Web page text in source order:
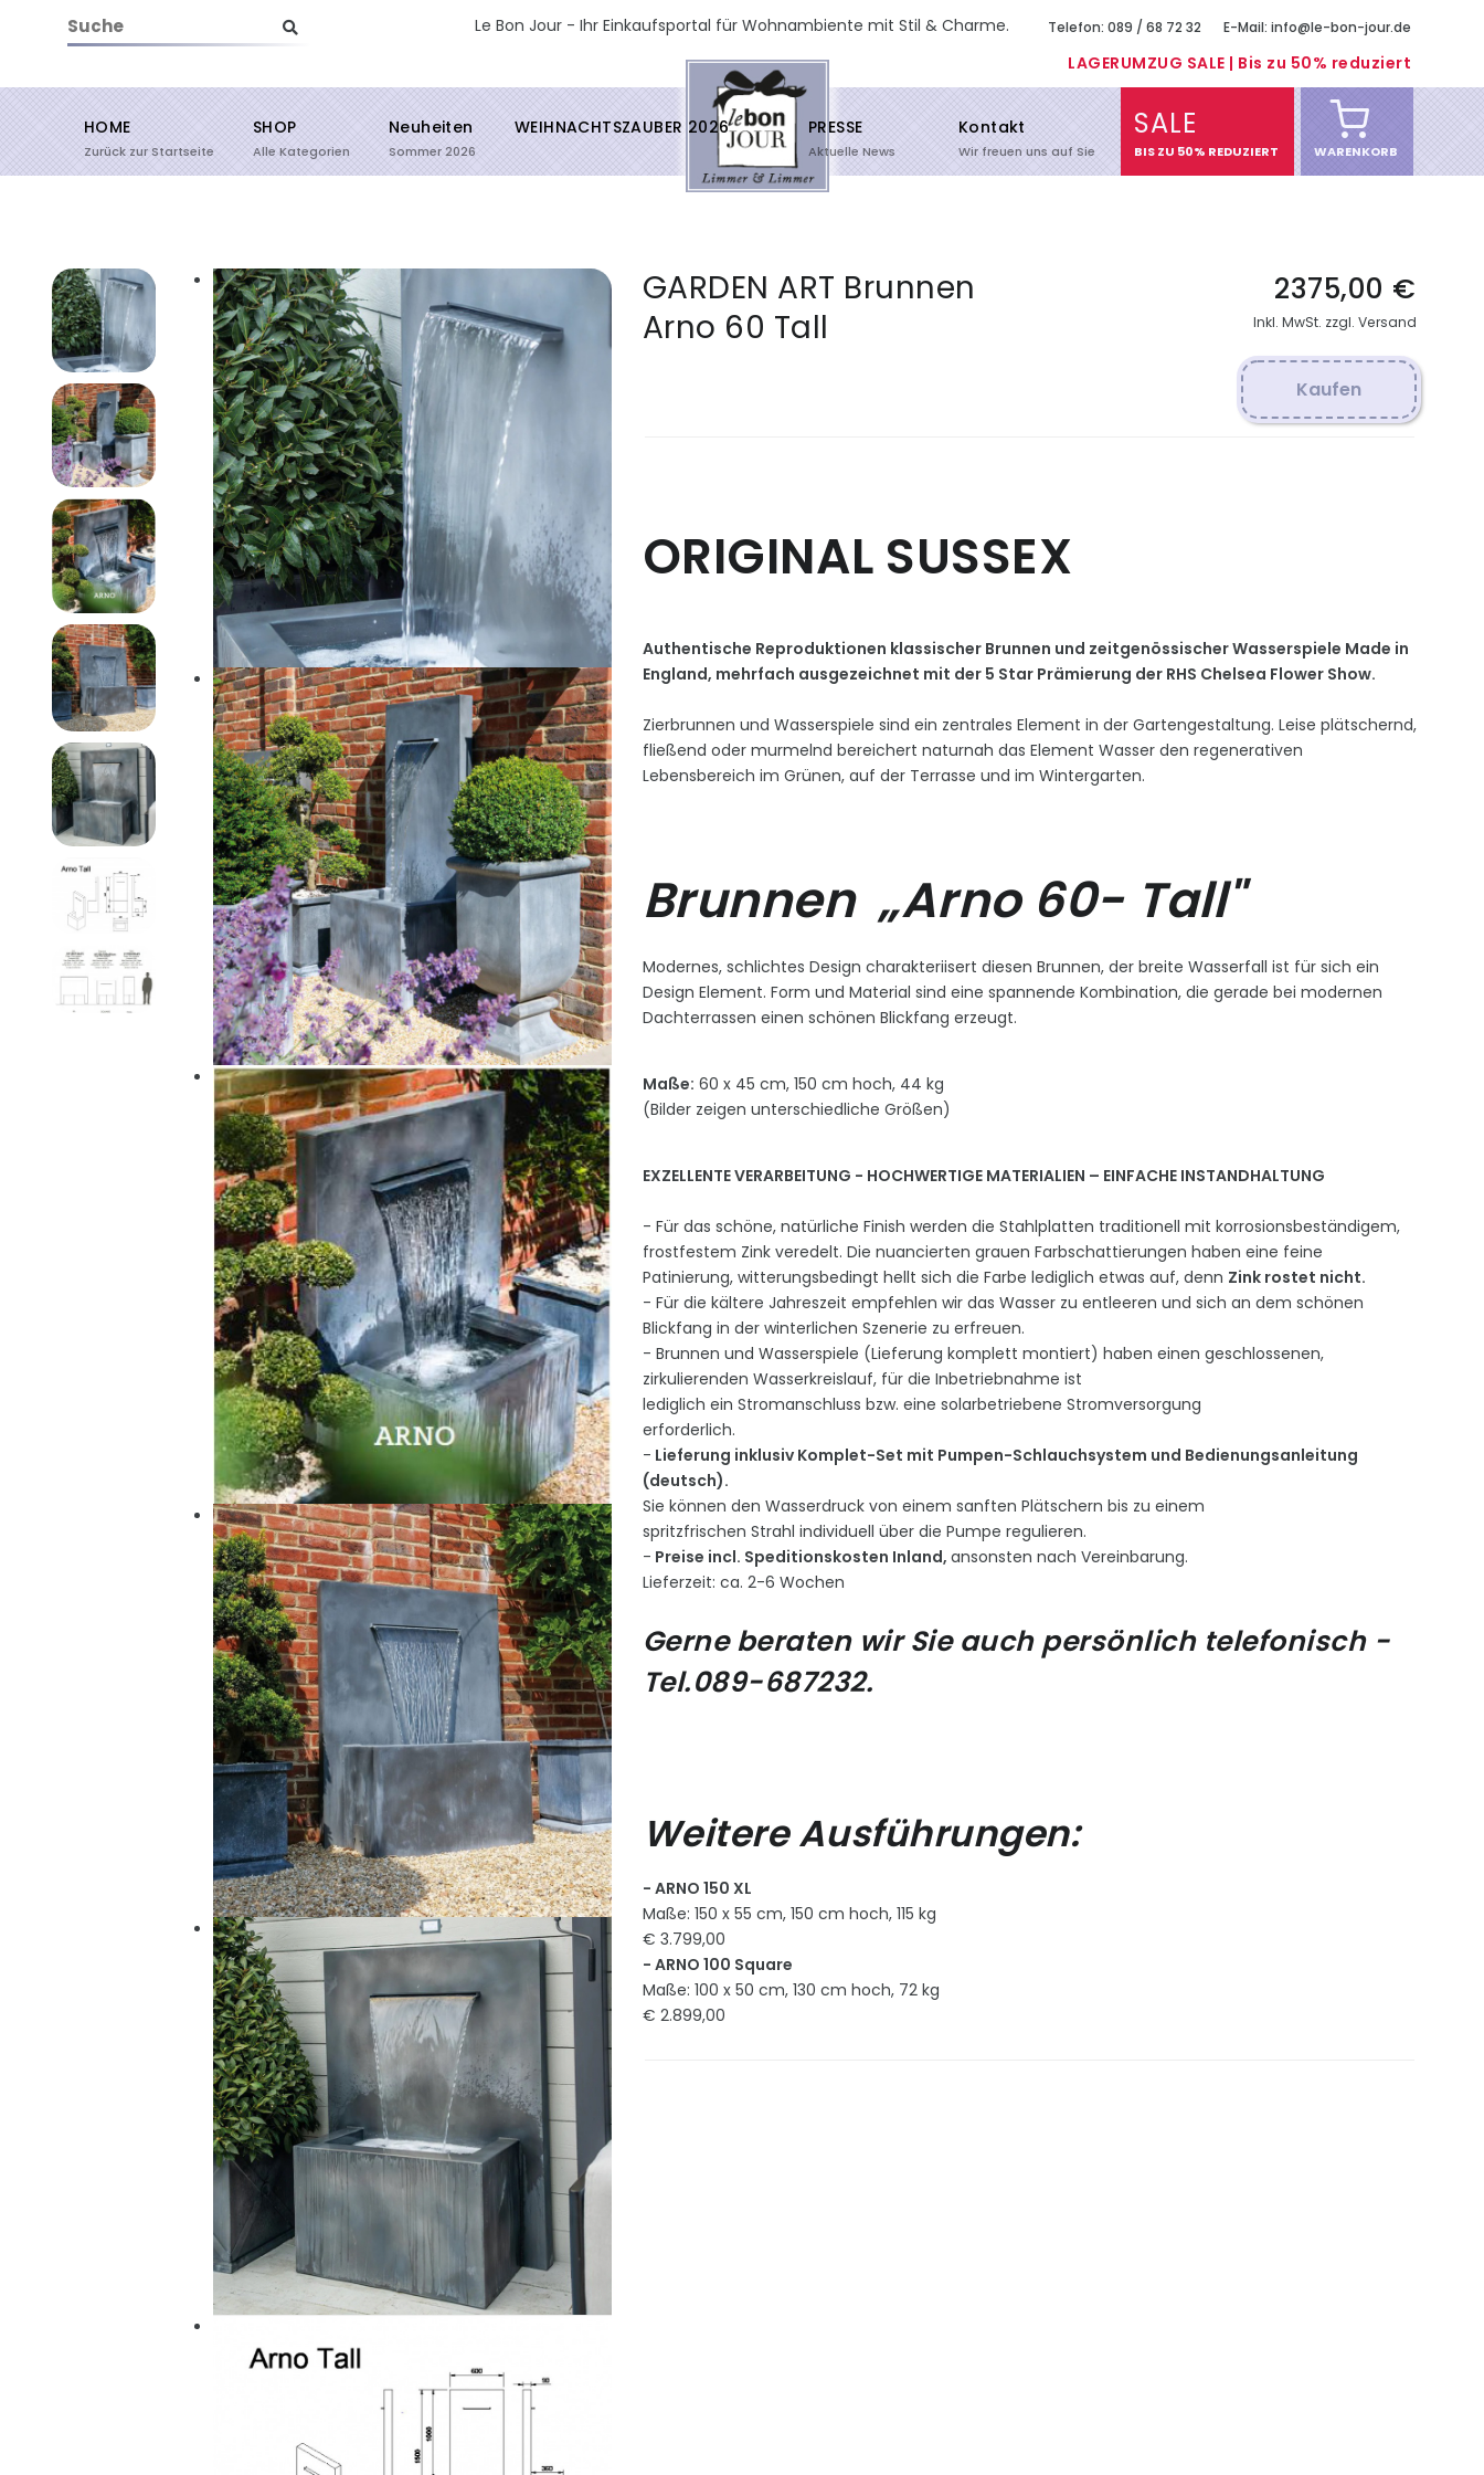
Le Bon Jour - Ihr Einkaufsportal für Wohnambiente mit Stil & Charme.
Suche starten
Telefon: 089 / 68 72 32 E-Mail: info@le-bon-jour.de
LAGERUMZUG SALE | Bis zu 50% reduziert
HOME
Zurück zur Startseite
SHOP
Alle Kategorien
Neuheiten
Sommer 2026
WEIHNACHTSZAUBER 2026 PRESSE
Aktuelle News
Kontakt
Wir freuen uns auf Sie
SALE
BIS ZU 50% REDUZIERT WARENKORB
GARDEN ART Brunnen
Arno 60 Tall
2375,00 €
Inkl. MwSt. zzgl. Versand
Kaufen
ORIGINAL SUSSEX
Authentische Reproduktionen klassischer Brunnen und zeitgenössischer Wasserspiele Made in
England, mehrfach ausgezeichnet mit der 5 Star Prämierung der RHS Chelsea Flower Show.
Zierbrunnen und Wasserspiele sind ein zentrales Element in der Gartengestaltung. Leise plätschernd,
fließend oder murmelnd bereichert naturnah das Element Wasser den regenerativen
Lebensbereich im Grünen, auf der Terrasse und im Wintergarten.
Brunnen „Arno 60- Tall"
Modernes, schlichtes Design charakteriisert diesen Brunnen, der breite Wasserfall ist für sich ein
Design Element. Form und Material sind eine spannende Kombination, die gerade bei modernen
Dachterrassen einen schönen Blickfang erzeugt.
Maße: 60 x 45 cm, 150 cm hoch, 44 kg
(Bilder zeigen unterschiedliche Größen)
EXZELLENTE VERARBEITUNG - HOCHWERTIGE MATERIALIEN – EINFACHE INSTANDHALTUNG
- Für das schöne, natürliche Finish werden die Stahlplatten traditionell mit korrosionsbeständigem,
frostfestem Zink veredelt. Die nuancierten grauen Farbschattierungen haben eine feine
Patinierung, witterungsbedingt hellt sich die Farbe lediglich etwas auf, denn Zink rostet nicht.
- Für die kältere Jahreszeit empfehlen wir das Wasser zu entleeren und sich an dem schönen
Blickfang in der winterlichen Szenerie zu erfreuen.
- Brunnen und Wasserspiele (Lieferung komplett montiert) haben einen geschlossenen,
zirkulierenden Wasserkreislauf, für die Inbetriebnahme ist
lediglich ein Stromanschluss bzw. eine solarbetriebene Stromversorgung
erforderlich.
- Lieferung inklusiv Komplet-Set mit Pumpen-Schlauchsystem und Bedienungsanleitung
(deutsch).
Sie können den Wasserdruck von einem sanften Plätschern bis zu einem
spritzfrischen Strahl individuell über die Pumpe regulieren.
- Preise incl. Speditionskosten Inland, ansonsten nach Vereinbarung.
Lieferzeit: ca. 2-6 Wochen
Gerne beraten wir Sie auch persönlich telefonisch -
Tel.089-687232.
Weitere Ausführungen:
- ARNO 150 XL
Maße: 150 x 55 cm, 150 cm hoch, 115 kg
€ 3.799,00
- ARNO 100 Square
Maße: 100 x 50 cm, 130 cm hoch, 72 kg
€ 2.899,00